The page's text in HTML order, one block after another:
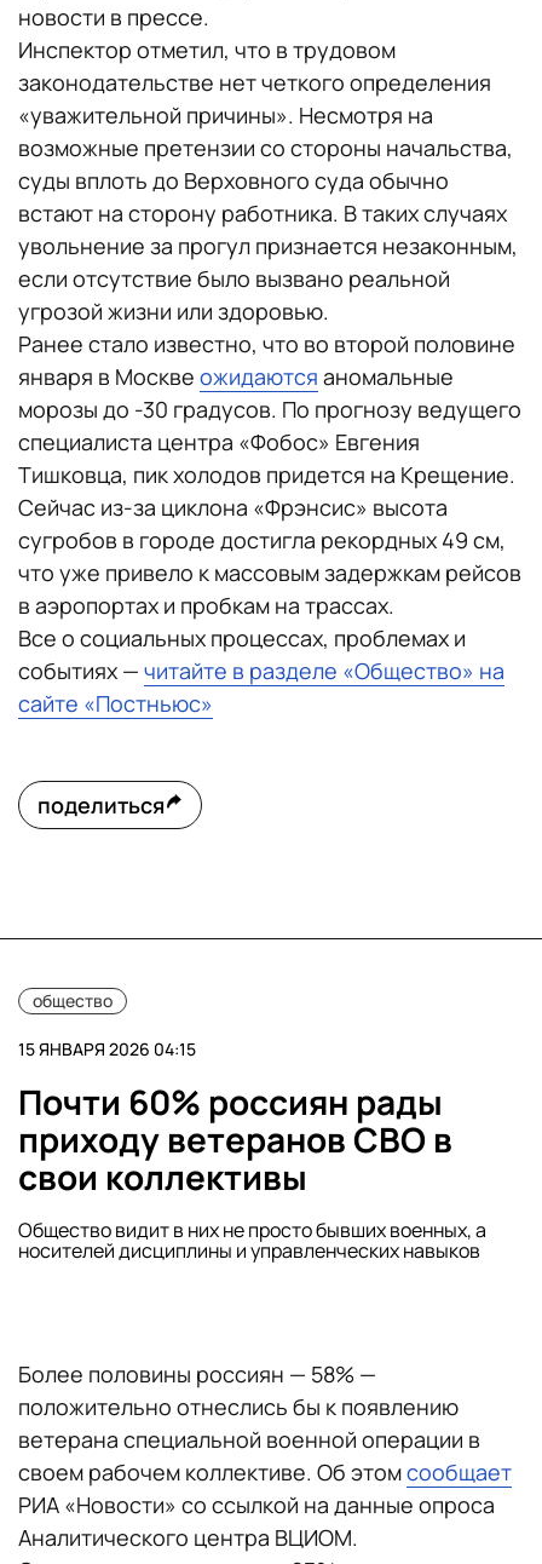
новости в прессе.
Инспектор отметил, что в трудовом
законодательстве нет четкого определения
«уважительной причины». Несмотря на
возможные претензии со стороны начальства,
суды вплоть до Верховного суда обычно
встают на сторону работника. В таких случаях
увольнение за прогул признается незаконным,
если отсутствие было вызвано реальной
угрозой жизни или здоровью.
Ранее стало известно, что во второй половине
января в Москве ожидаются аномальные
морозы до -30 градусов. По прогнозу ведущего
специалиста центра «Фобос» Евгения
Тишковца, пик холодов придется на Крещение.
Сейчас из-за циклона «Фрэнсис» высота
сугробов в городе достигла рекордных 49 см,
что уже привело к массовым задержкам рейсов
в аэропортах и пробкам на трассах.
Все о социальных процессах, проблемах и
событиях — читайте в разделе «Общество» на
сайте «Постньюс»
поделиться
общество
15 ЯНВАРЯ 2026 04:15
Почти 60% россиян рады
приходу ветеранов СВО в
свои коллективы
Общество видит в них не просто бывших военных, а
носителей дисциплины и управленческих навыков
Более половины россиян — 58% —
положительно отнеслись бы к появлению
ветерана специальной военной операции в
своем рабочем коллективе. Об этомсообщает
РИА «Новости» со ссылкой на данные опроса
Аналитического центра ВЦИОМ.